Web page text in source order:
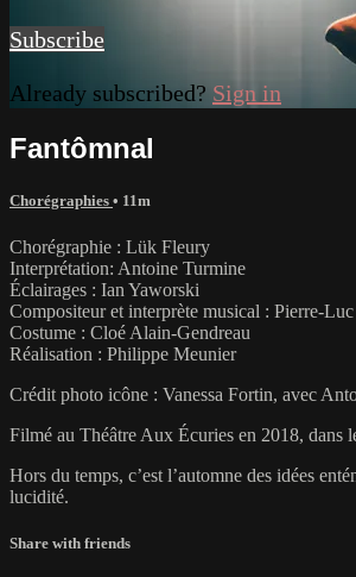
Subscribe
Already subscribed? Sign in
Fantômnal
Chorégraphies • 11m
Chorégraphie : Lük Fleury
Interprétation: Antoine Turmine
Éclairages : Ian Yaworski
Compositeur et interprète musical : Pierre-Luc
Costume : Cloé Alain-Gendreau
Réalisation : Philippe Meunier
Crédit photo icône : Vanessa Fortin, avec
Filmé au Théâtre Aux Écuries en 2018, dans
Hors du temps, c’est l’automne des idées
lucidité.
Share with friends